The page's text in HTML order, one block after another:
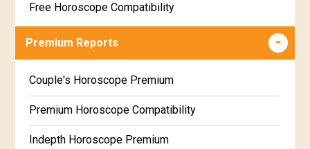
Free Horoscope Compatibility
Career & Business Horoscope Free
Free Daily Rashiphal
Free Weekly Rashifal
Premium Reports
Couple's Horoscope Premium
Premium Horoscope Compatibility
Indepth Horoscope Premium